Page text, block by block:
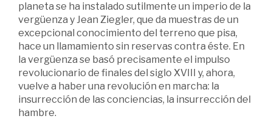
planeta se ha instalado sutilmente un imperio de la
vergüenza y Jean Ziegler, que da muestras de un
excepcional conocimiento del terreno que pisa,
hace un llamamiento sin reservas contra éste. En
la vergüenza se basó precisamente el impulso
revolucionario de finales del siglo XVIII y, ahora,
vuelve a haber una revolución en marcha: la
insurrección de las conciencias, la insurrección del
hambre.